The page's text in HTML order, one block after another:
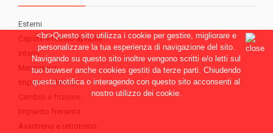
<br>Questo sito utilizza i cookie per gestire, migliorare e
personalizzare la tua esperienza di navigazione del sito.
Navigando su questo sito inoltre vengono scritti e/o letti sul
tuo browser anche cookies gestiti da terze parti. Chiudendo
questa notifica o interagendo con questo sito acconsenti al
nostro utilizzo dei cookie.
Esterni
Capote e tettino apribile
Interni
Meccanica
Impianto elettrico
Cambio e frizione
Impianto frenante
Avantreno e retrotreno